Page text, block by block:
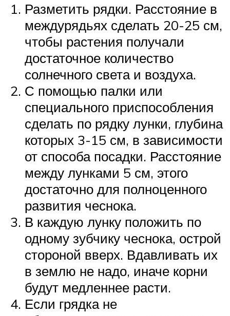
Разметить рядки. Расстояние в
междурядьях сделать 20-25 см,
чтобы растения получали
достаточное количество
солнечного света и воздуха.
С помощью палки или
специального приспособления
сделать по рядку лунки, глубина
которых 3-15 см, в зависимости
от способа посадки. Расстояние
между лунками 5 см, этого
достаточно для полноценного
развития чеснока.
В каждую лунку положить по
одному зубчику чеснока, острой
стороной вверх. Вдавливать их
в землю не надо, иначе корни
будут медленнее расти.
Если грядка не